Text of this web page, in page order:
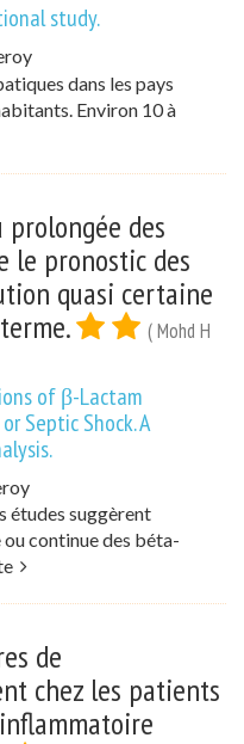
study.
dans les pays
Environ 10 à
des
le pronostic des
quasi certaine
( Mohd H
of β-Lactam
Septic Shock. A
études suggèrent
continue des béta-
de
chez les patients